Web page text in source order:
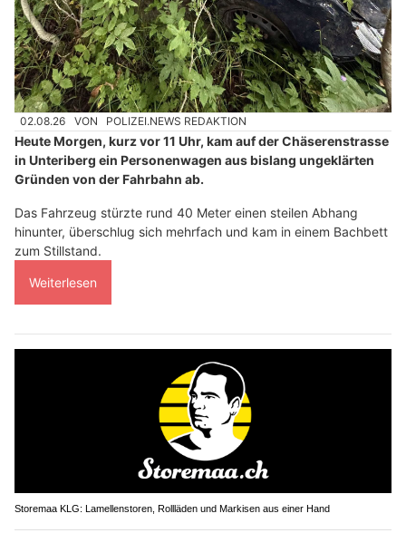
02.08.26 VON POLIZEI.NEWS REDAKTION
Heute Morgen, kurz vor 11 Uhr, kam auf der Chäserenstrasse
in Unteriberg ein Personenwagen aus bislang ungeklärten
Gründen von der Fahrbahn ab.
Das Fahrzeug stürzte rund 40 Meter einen steilen Abhang
hinunter, überschlug sich mehrfach und kam in einem Bachbett
zum Stillstand.
Weiterlesen
Storemaa KLG: Lamellenstoren, Rollläden und Markisen aus einer Hand